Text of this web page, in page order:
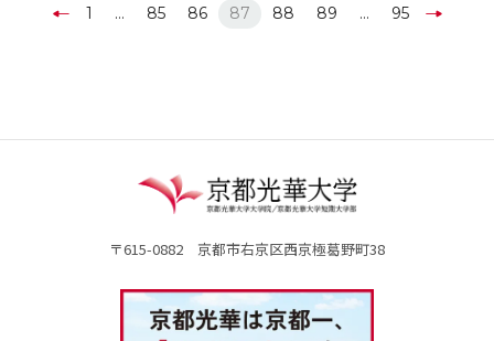
1 … 85 86 87 88 89 … 95
〒615-0882 京都市右京区西京極葛野町38